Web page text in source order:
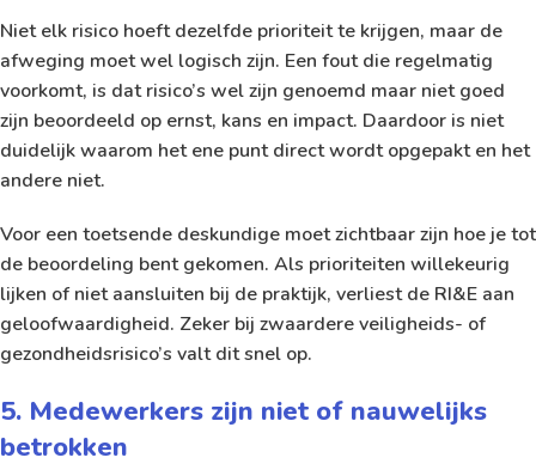
Niet elk risico hoeft dezelfde prioriteit te krijgen, maar de
afweging moet wel logisch zijn. Een fout die regelmatig
voorkomt, is dat risico’s wel zijn genoemd maar niet goed
zijn beoordeeld op ernst, kans en impact. Daardoor is niet
duidelijk waarom het ene punt direct wordt opgepakt en het
andere niet.
Voor een toetsende deskundige moet zichtbaar zijn hoe je tot
de beoordeling bent gekomen. Als prioriteiten willekeurig
lijken of niet aansluiten bij de praktijk, verliest de RI&E aan
geloofwaardigheid. Zeker bij zwaardere veiligheids- of
gezondheidsrisico’s valt dit snel op.
5. Medewerkers zijn niet of nauwelijks
betrokken